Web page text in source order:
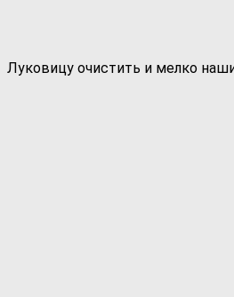
Луковицу очистить и мелко